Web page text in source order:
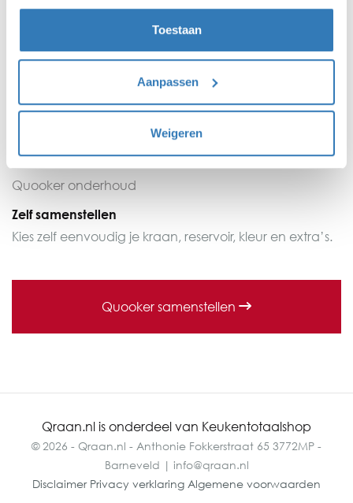
Toestaan
Aanpassen
Weigeren
Quooker Accessoires
Inclusief montage
2+3 jaar Garantie
Quooker onderhoud
Zelf samenstellen
Kies zelf eenvoudig je kraan, reservoir, kleur en extra’s.
Quooker samenstellen
Qraan.nl is onderdeel van Keukentotaalshop
© 2026 - Qraan.nl - Anthonie Fokkerstraat 65 3772MP -
Barneveld | info@qraan.nl
Disclaimer Privacy verklaring Algemene voorwaarden